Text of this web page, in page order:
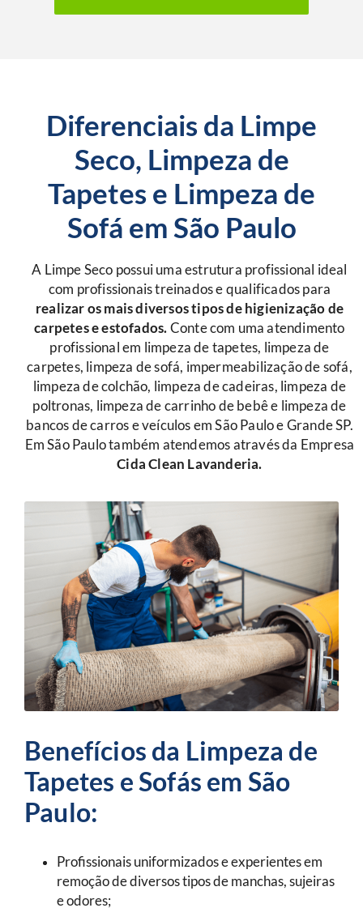
Diferenciais da Limpe
Seco, Limpeza de
Tapetes e Limpeza de
Sofá em São Paulo
A Limpe Seco possui uma estrutura profissional ideal
com profissionais treinados e qualificados para
realizar os mais diversos tipos de higienização de
carpetes e estofados. Conte com uma atendimento
profissional em limpeza de tapetes, limpeza de
carpetes, limpeza de sofá, impermeabilização de sofá,
limpeza de colchão, limpeza de cadeiras, limpeza de
poltronas, limpeza de carrinho de bebê e limpeza de
bancos de carros e veículos em São Paulo e Grande SP.
Em São Paulo também atendemos através da Empresa
Cida Clean Lavanderia.
Benefícios da Limpeza de
Tapetes e Sofás em São
Paulo:
Profissionais uniformizados e experientes em
remoção de diversos tipos de manchas, sujeiras
e odores;